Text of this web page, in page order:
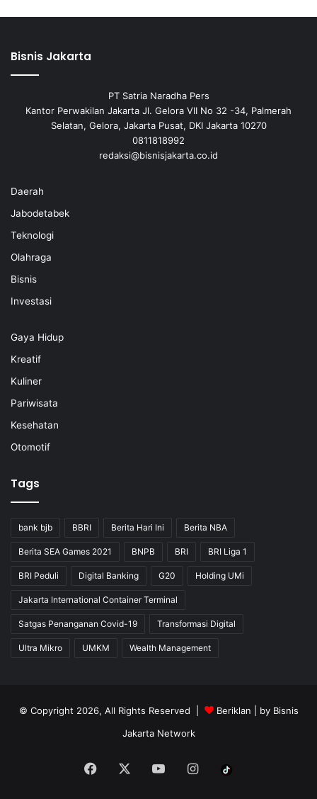
Bisnis Jakarta
PT Satria Naradha Pers
Kantor Perwakilan Jakarta Jl. Gelora VII No 32 -34, Palmerah
Selatan, Gelora, Jakarta Pusat, DKI Jakarta 10270
0811818992
redaksi@bisnisjakarta.co.id
Daerah
Jabodetabek
Teknologi
Olahraga
Bisnis
Investasi
Gaya Hidup
Kreatif
Kuliner
Pariwisata
Kesehatan
Otomotif
Tags
bank bjb BBRI Berita Hari Ini Berita NBA
Berita SEA Games 2021 BNPB BRI BRI Liga 1
BRI Peduli Digital Banking G20 Holding UMi
Jakarta International Container Terminal
Satgas Penanganan Covid-19 Transformasi Digital
Ultra Mikro UMKM Wealth Management
© Copyright 2026, All Rights Reserved | Beriklan | by Bisnis
Jakarta Network
Facebook YouTubeInstagram